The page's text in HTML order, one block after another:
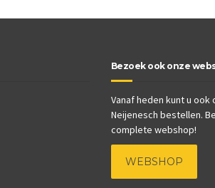
Bezoek ook onze
Vanaf heden kunt u ook
Neijenesch bestellen.
complete webshop!
WEBSHOP